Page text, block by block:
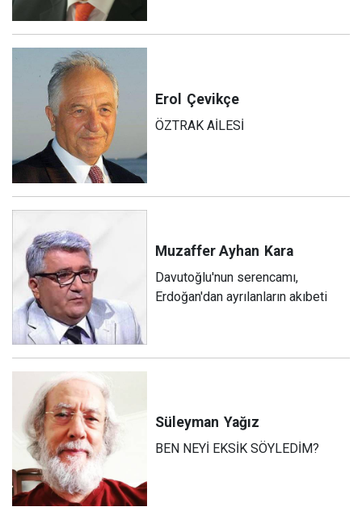
Erol Çevikçe
ÖZTRAK AİLESİ
Muzaffer Ayhan Kara
Davutoğlu'nun serencamı,
Erdoğan'dan ayrılanların akıbeti
Süleyman Yağız
BEN NEYİ EKSİK SÖYLEDİM?